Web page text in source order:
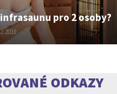
pro 2 osoby?
ODKAZY